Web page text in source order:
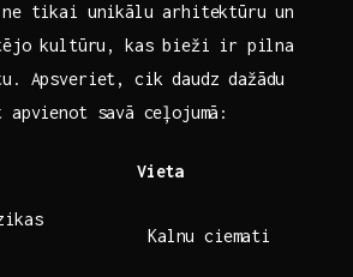
tikai unikālu arhitektūru un
kultūru, kas bieži ir pilna
Apsveriet, cik daudz dažādu⁣
savā ⁣ceļojumā:
Vieta
Kalnu ciemati